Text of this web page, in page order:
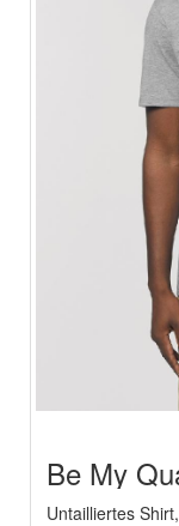
Be My
No Life
Untailliertes